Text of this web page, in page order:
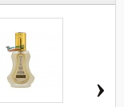
›